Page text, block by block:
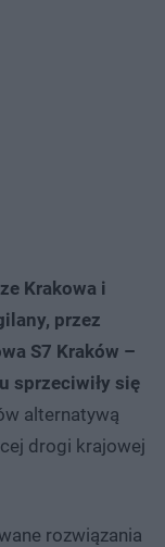
Krakowa i
przez
S7 Kraków –
sprzeciwiły się
alternatywą
drogi krajowej
rozwiązania